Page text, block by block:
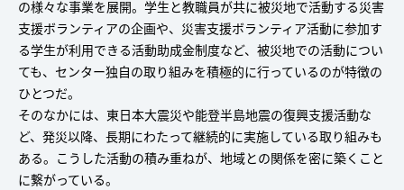
の様々な事業を展開。学生と教職員が共に被災地で活動する災害
支援ボランティアの企画や、災害支援ボランティア活動に参加す
る学生が利用できる活動助成金制度など、被災地での活動につい
ても、センター独自の取り組みを積極的に行っているのが特徴の
ひとつだ。
そのなかには、東日本大震災や能登半島地震の復興支援活動な
ど、発災以降、長期にわたって継続的に実施している取り組みも
ある。こうした活動の積み重ねが、地域との関係を密に築くこと
に繋がっている。